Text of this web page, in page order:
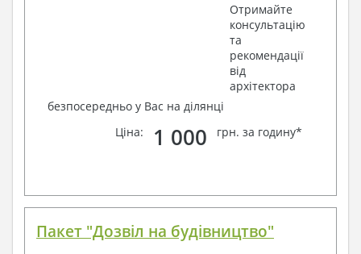
Отримайте
консультацію
та
рекомендації
від
архітектора
безпосередньо у Вас на ділянці
Ціна:
1 000 грн. за годину*
Пакет "Дозвіл на будівництво"